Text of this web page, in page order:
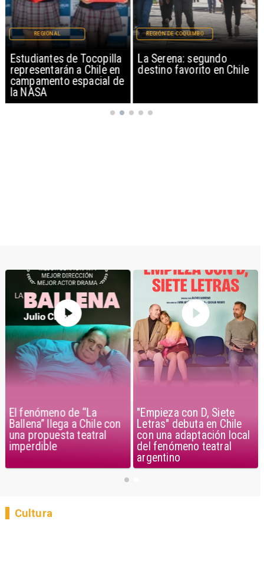
Estudiantes de Tocopilla
representarán a Chile en
campamento espacial de
la NASA
REGIONAL
La Serena: segundo
destino favorito en Chile
REGIÓN DE COQUIMBO
El fenómeno de “La
Ballena” llega a Chile con
una propuesta teatral
imperdible
"Empieza con D, Siete
Letras" debuta en Chile
con una adaptación local
del fenómeno teatral
argentino
Cultura